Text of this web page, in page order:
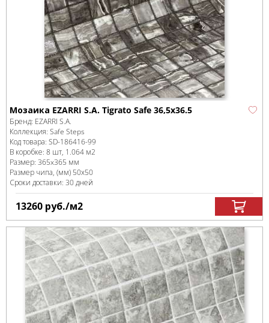
Мозаика EZARRI S.A. Tigrato Safe 36,5x36.5
Бренд: EZARRI S.A.
Коллекция: Safe Steps
Код товара: SD-186416-99
В коробке: 8 шт, 1.064 м2
Размер: 365x365 мм
Размер чипа, (мм) 50х50
Сроки доставки: 30 дней
13260 руб./м2